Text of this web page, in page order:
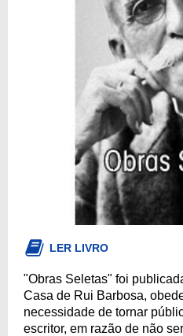
LER LIVRO
"Obras Seletas" foi
Casa de Rui Barbosa,
necessidade de tornar
escritor, em razão de não